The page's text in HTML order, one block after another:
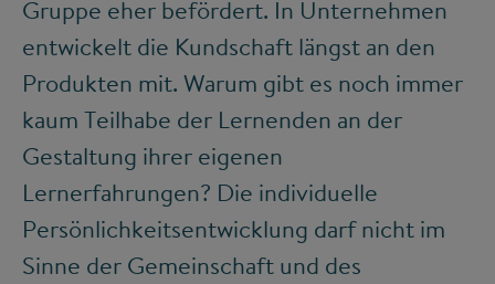
Gruppe eher befördert. In Unternehmen
entwickelt die Kundschaft längst an den
Produkten mit. Warum gibt es noch immer
kaum Teilhabe der Lernenden an der
Gestaltung ihrer eigenen
Lernerfahrungen? Die individuelle
Persönlichkeitsentwicklung darf nicht im
Sinne der Gemeinschaft und des